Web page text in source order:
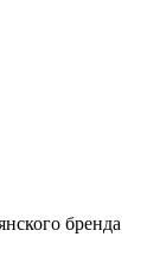
бренда